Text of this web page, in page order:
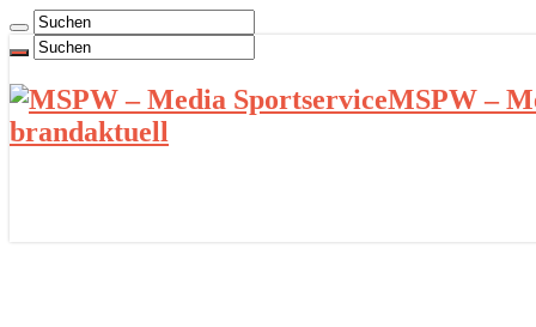
MSPW –
brandaktuell